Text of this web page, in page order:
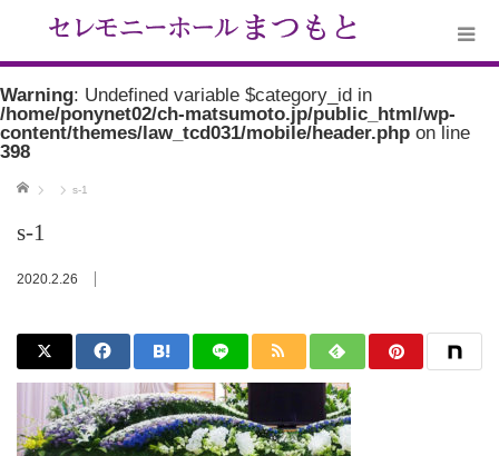
Warning: Undefined variable $category_id in
/home/ponynet02/ch-matsumoto.jp/public_html/wp-
content/themes/law_tcd031/mobile/header.php on line
398
ホーム s-1
s-1
2020.2.26